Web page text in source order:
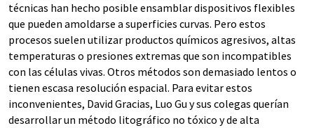
técnicas han hecho posible ensamblar dispositivos flexibles
que pueden amoldarse a superficies curvas. Pero estos
procesos suelen utilizar productos químicos agresivos, altas
temperaturas o presiones extremas que son incompatibles
con las células vivas. Otros métodos son demasiado lentos o
tienen escasa resolución espacial. Para evitar estos
inconvenientes, David Gracias, Luo Gu y sus colegas querían
desarrollar un método litográfico no tóxico y de alta